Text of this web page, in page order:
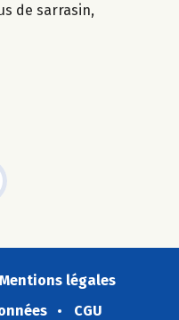
de sarrasin,
Mentions légales
CGU